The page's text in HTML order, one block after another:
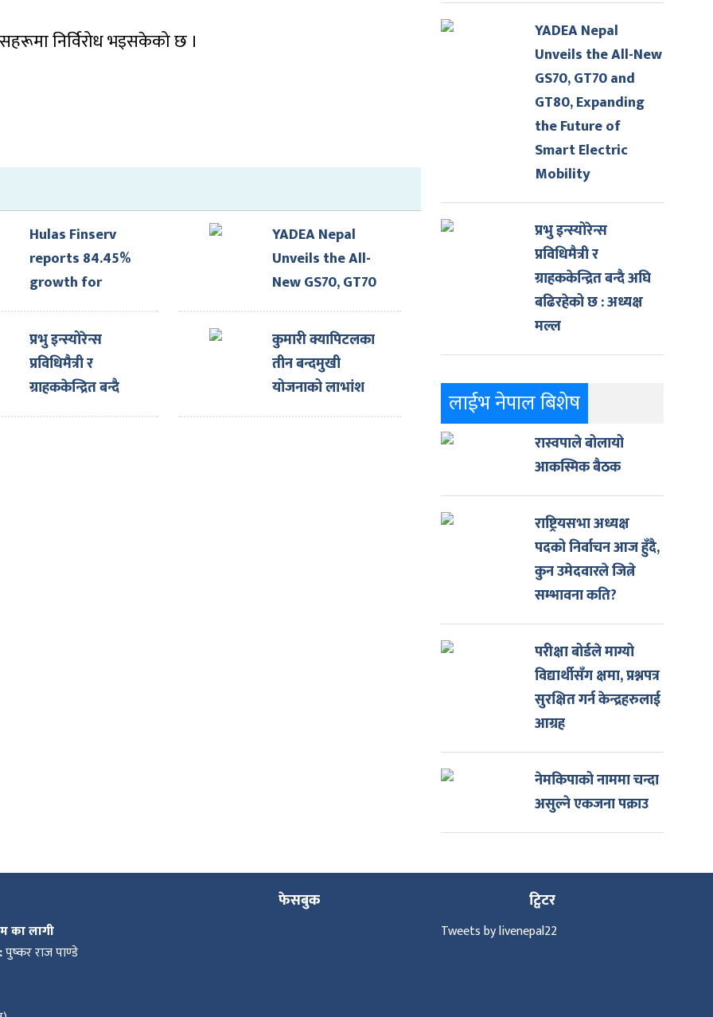
निर्विरोध भइसकेको छ ।
Hulas Finserv
reports 84.45%
growth for
fiscal year
2082/83
YADEA Nepal
Unveils the All-
New GS70, GT70
and GT80,
Expanding the
Future of Smart
Electric Mobility
प्रभु इन्स्योरेन्स
प्रविधिमैत्री र
ग्राहककेन्द्रित बन्दै
अघि बढिरहेको छ :
कुमारी क्यापिटलका
तीन बन्दमुखी
योजनाको लाभांश
घोषणा
YADEA Nepal
Unveils the All-New
GS70, GT70 and
GT80, Expanding
the Future of
Smart Electric
Mobility
प्रभु इन्स्योरेन्स
प्रविधिमैत्री र
ग्राहककेन्द्रित बन्दै अघि
बढिरहेको छ : अध्यक्ष
मल्ल
लाईभ नेपाल बिशेष
रास्वपाले बोलायो
आकस्मिक बैठक
राष्ट्रियसभा अध्यक्ष
पदको निर्वाचन आज हुँदै,
कुन उमेदवारले जित्ने
सम्भावना कति?
परीक्षा बोर्डले माग्यो
विद्यार्थीसँग क्षमा, प्रश्नपत्र
सुरक्षित गर्न केन्द्रहरुलाई
आग्रह
नेमकिपाको नाममा चन्दा
असुल्ने एकजना पक्राउ
का लागी
पुष्कर राज पाण्डे
फेसबुक ट्विटर
Tweets by livenepal22